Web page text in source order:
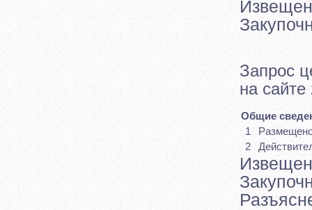
Запрос
на
Общие
1
2